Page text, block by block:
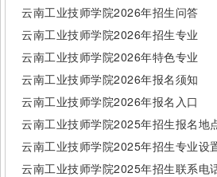
云南工业技师学院2026年招生问答
云南工业技师学院2026年招生专业
云南工业技师学院2026年特色专业
云南工业技师学院2026年报名须知
云南工业技师学院2026年报名入口
云南工业技师学院2025年招生报名地
云南工业技师学院2025年招生专业设
云南工业技师学院2025年招生联系电